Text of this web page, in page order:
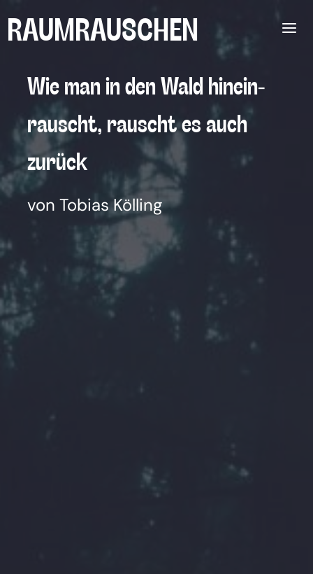
Inhalt
RAUMRAUSCHEN
Wie man in den Wald hin­ein­
rauscht, rauscht es auch
zurück
von Tobias Kölling